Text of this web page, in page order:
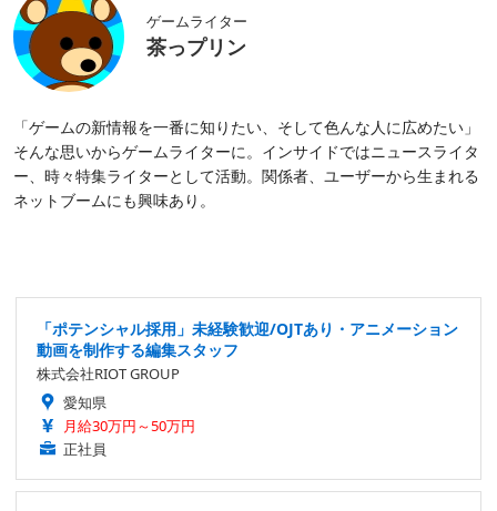
ゲームライター
茶っプリン
「ゲームの新情報を一番に知りたい、そして色んな人に広めたい」
そんな思いからゲームライターに。インサイドではニュースライタ
ー、時々特集ライターとして活動。関係者、ユーザーから生まれる
ネットブームにも興味あり。
「ポテンシャル採用」未経験歓迎/OJTあり・アニメーション
動画を制作する編集スタッフ
株式会社RIOT GROUP
愛知県
月給30万円～50万円
正社員